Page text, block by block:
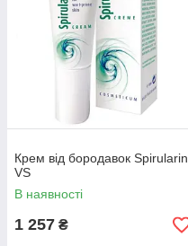
Крем від бородавок Spirularin
VS
В наявності
1 257 ₴